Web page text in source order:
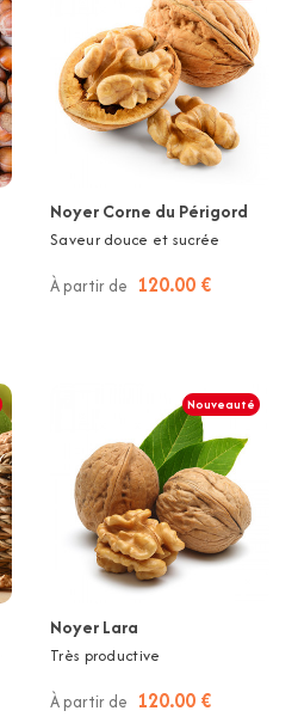
Noyer Corne du Périgord
Saveur douce et sucrée
À partir de 120.00 €
Nouveauté
Noyer Lara
Très productive
À partir de 120.00 €